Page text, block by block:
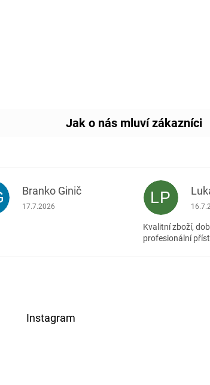
Branko Ginič
Hodnocení obchodu je 5 z 5 hvězdiček.
17.7.2026 LP
Kvalitní zboží,
profesionální
Instagram